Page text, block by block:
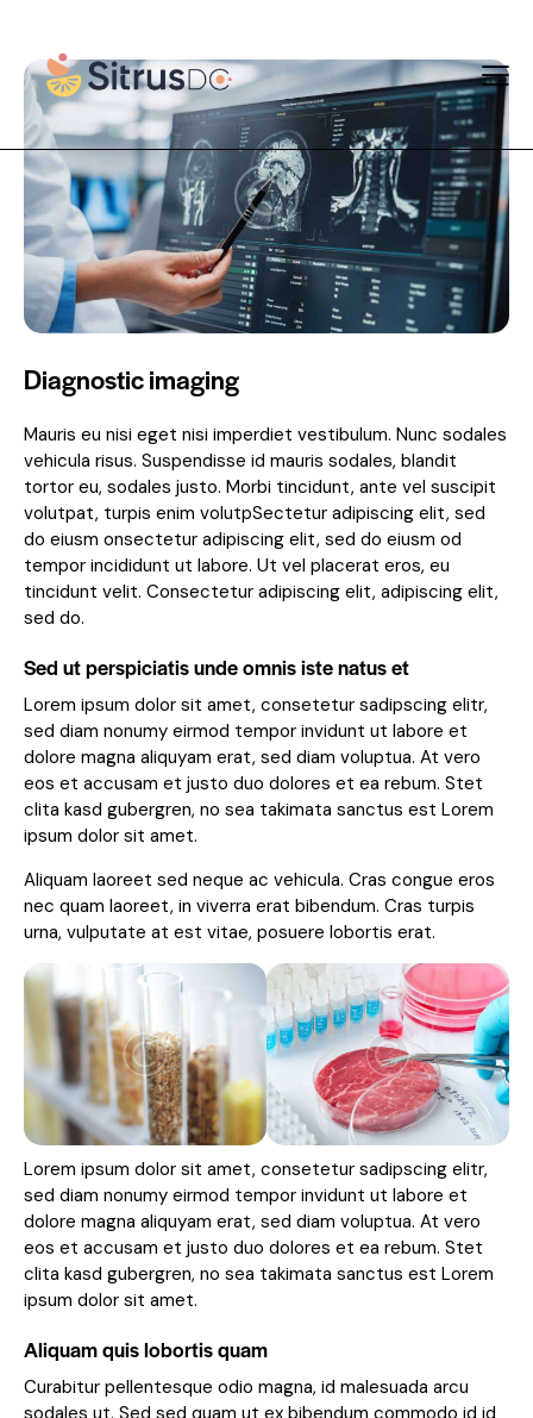
Diagnostic imaging
Mauris eu nisi eget nisi imperdiet vestibulum. Nunc sodales
vehicula risus. Suspendisse id mauris sodales, blandit
tortor eu, sodales justo. Morbi tincidunt, ante vel suscipit
volutpat, turpis enim volutpSectetur adipiscing elit, sed
do eiusm onsectetur adipiscing elit, sed do eiusm od
tempor incididunt ut labore. Ut vel placerat eros, eu
tincidunt velit. Consectetur adipiscing elit, adipiscing elit,
sed do.
Sed ut perspiciatis unde omnis iste natus et
Lorem ipsum dolor sit amet, consetetur sadipscing elitr,
sed diam nonumy eirmod tempor invidunt ut labore et
dolore magna aliquyam erat, sed diam voluptua. At vero
eos et accusam et justo duo dolores et ea rebum. Stet
clita kasd gubergren, no sea takimata sanctus est Lorem
ipsum dolor sit amet.
Aliquam laoreet sed neque ac vehicula. Cras congue eros
nec quam laoreet, in viverra erat bibendum. Cras turpis
urna, vulputate at est vitae, posuere lobortis erat.
Lorem ipsum dolor sit amet, consetetur sadipscing elitr,
sed diam nonumy eirmod tempor invidunt ut labore et
dolore magna aliquyam erat, sed diam voluptua. At vero
eos et accusam et justo duo dolores et ea rebum. Stet
clita kasd gubergren, no sea takimata sanctus est Lorem
ipsum dolor sit amet.
Aliquam quis lobortis quam
Curabitur pellentesque odio magna, id malesuada arcu
sodales ut. Sed sed quam ut ex bibendum commodo id id